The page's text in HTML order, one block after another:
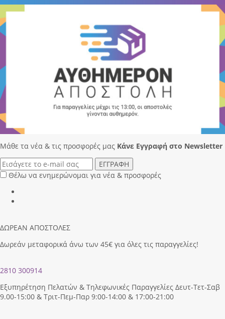
Μάθε τα νέα & τις προσφορές μας Κάνε Eγγραφή στο Newsletter
ΕΓΓΡΑΦΗ
Θέλω να ενημερώνομαι για νέα & προσφορές
ΔΩΡΕΑΝ ΑΠΟΣΤΟΛΕΣ
Δωρεάν μεταφορικά άνω των 45€ για όλες τις παραγγελίες!
2810 300914
Εξυπηρέτηση Πελατών & Τηλεφωνικές Παραγγελίες Δευτ-Τετ-Σαβ
9.00-15:00 & Τριτ-Πεμ-Παρ 9:00-14:00 & 17:00-21:00